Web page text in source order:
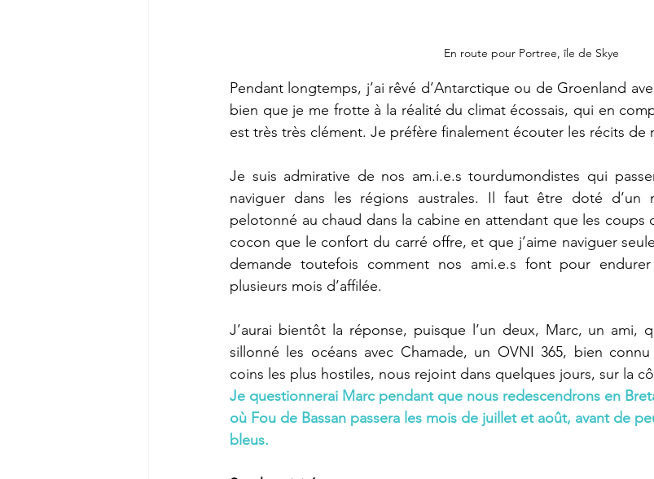
En route pour Portree, île de Skye
Pendant longtemps, j’ai rêvé d’Antarctique ou de Groenland
bien que je me frotte à la réalité du climat écossais, qui en
est très très clément. Je préfère finalement écouter les récits de
Je suis admirative de nos am.i.e.s tourdumondistes qui
naviguer dans les régions australes. Il faut être doté d’un
pelotonné au chaud dans la cabine en attendant que les coups
cocon que le confort du carré offre, et que j’aime naviguer
demande toutefois comment nos ami.e.s font pour
plusieurs mois d’affilée.
J’aurai bientôt la réponse, puisque l’un deux, Marc, un ami,
sillonné les océans avec Chamade, un OVNI 365, bien
coins les plus hostiles, nous rejoint dans quelques jours, sur la
Je questionnerai Marc pendant que nous redescendrons en
où Fou de Bassan passera les mois de juillet et août, avant de
bleus.